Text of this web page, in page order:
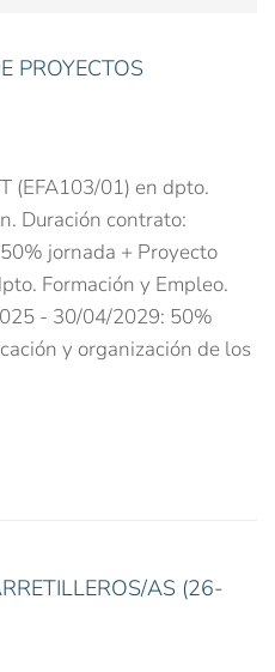
PROYECTOS
(EFA103/01) en dpto.
Duración contrato:
jornada + Proyecto
Formación y Empleo.
- 30/04/2029: 50%
y organización de los
AS (26-